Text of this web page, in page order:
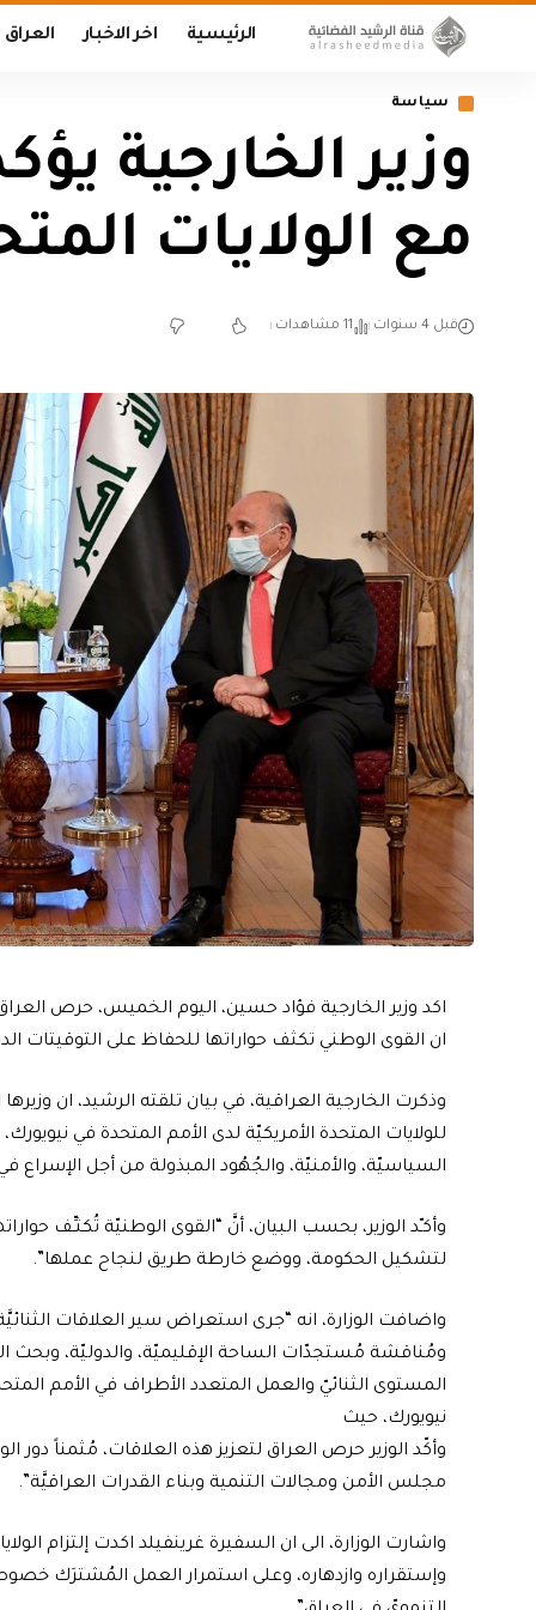
الرئيسية اخر الاخبار العراق
سياسة
وزير الخارجية
مع الولايات
قبل 4 سنوات 11 مشاهدات
اكد وزير الخارجية فؤاد حسين، اليوم الخميس، حرص العراق
ان القوى الوطني تكثف حواراتها للحفاظ على التوقيتات
وذكرت الخارجية العراقية، في بيان تلقته الرشيد، ان
للولايات المتحدة الأمريكيّة لدى الأمم المتحدة في
السياسيّة، والأمنيّة، والجُهُود المبذولة من أجل الإسراع
وأكـّد الوزير، بحسب البيان، أنَّ “القوى الوطنيّة تُكثـِّف
لتشكيل الحكومة، ووضع خارطة طريق لنجاح عملها”.
واضافت الوزارة، انه “جرى استعراض سير العلاقات
ومُناقشة مُستجدّات الساحة الإقليميّة، والدوليّة، وبحث
المستوى الثنائيّ والعمل المتعدد الأطراف في الأمم
نيويورك، حيث
وأكّد الوزير حرص العراق لتعزيز هذه العلاقات، مُثمناً دور
مجلس الأمن ومجالات التنمية وبناء القدرات العراقيَّة”.
واشارت الوزارة، الى ان السفيرة غرينفيلد اكدت إلتزام
وإستقراره وازدهاره، وعلى استمرار العمل المُشترَك